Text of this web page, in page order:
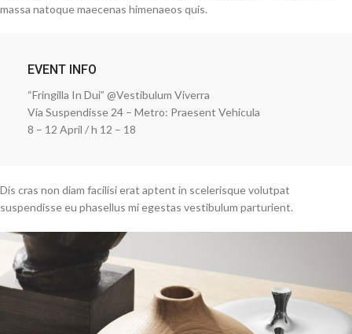
massa natoque maecenas himenaeos quis.
EVENT INFO
“Fringilla In Dui” @Vestibulum Viverra
Via Suspendisse 24 – Metro: Praesent Vehicula
8 – 12 April / h 12 – 18
Dis cras non diam facilisi erat aptent in scelerisque volutpat
suspendisse eu phasellus mi egestas vestibulum parturient.